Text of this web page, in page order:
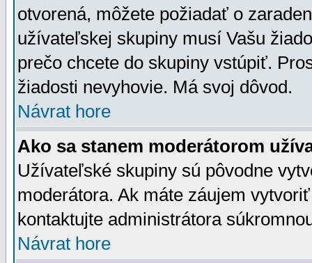
otvorená, môžete požiadať o
užívateľskej skupiny musí Vašu
prečo chcete do skupiny vstúpiť.
žiadosti nevyhovie. Má svoj dôvod.
Návrat hore
Ako sa stanem moderátorom
Užívateľské skupiny sú pôvodne
moderátora. Ak máte záujem
kontaktujte administrátora
Návrat hore